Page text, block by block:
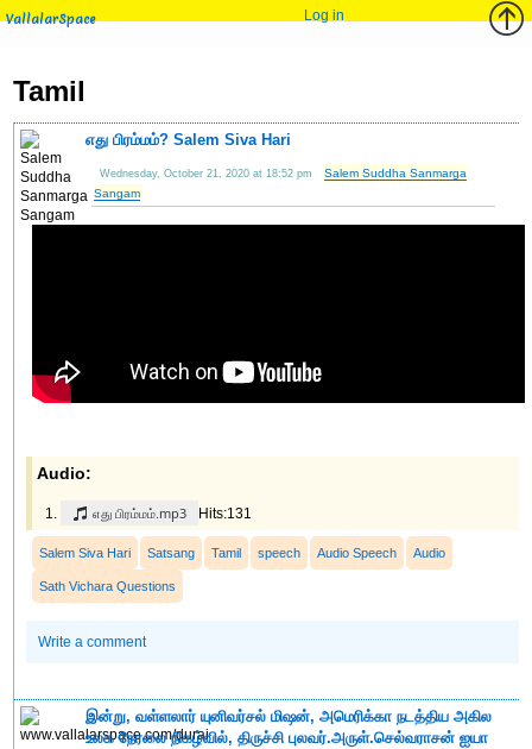
VallalarSpace Log in
Tamil
எது பிரம்மம்? Salem Siva Hari
Wednesday, October 21, 2020 at 18:52 pm
Salem Suddha Sanmarga
Sangam
Audio:
எது பிரம்மம்.mp3 Hits:131
Salem Siva Hari Satsang Tamil speech Audio Speech Audio
Sath Vichara Questions
Write a comment
இன்று, வள்ளலார் யுனிவர்சல் மிஷன், அமெரிக்கா நடத்திய அகில
உலக நேரலை நிகழ்வில், திருச்சி புலவர்.அருள்.செல்வராசன் ஐயா